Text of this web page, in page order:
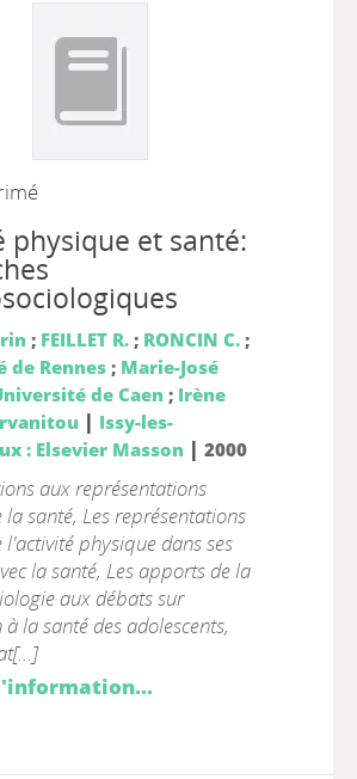
physique et santé:
; FEILLET R.; RONCIN C.;
de Rennes; Marie-José
de Caen ; Irène
| Issy-les-
: Elsevier Masson | 2000
aux représentations
la santé, Les représentations
l'activité physique dans ses
la santé, Les apports de la
aux débats sur
la santé des adolescents,